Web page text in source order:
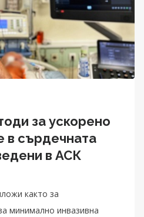
за ускорено
в сърдечната
в АСК
както за
минимално инвазивна